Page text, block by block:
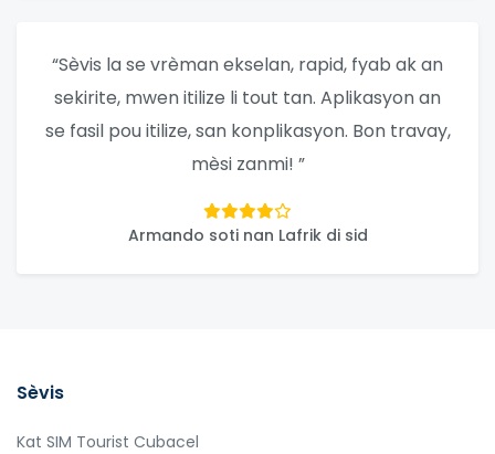
“Sèvis la se vrèman ekselan, rapid, fyab ak an
sekirite, mwen itilize li tout tan. Aplikasyon an
se fasil pou itilize, san konplikasyon. Bon travay,
mèsi zanmi! ”
Armando soti nan Lafrik di sid
Sèvis
Kat SIM Tourist Cubacel